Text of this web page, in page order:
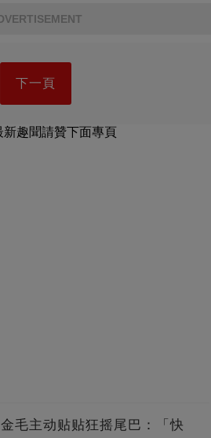
下一頁
新趣聞請贊下面專頁
毛主动贴贴狂摇尾巴：「快